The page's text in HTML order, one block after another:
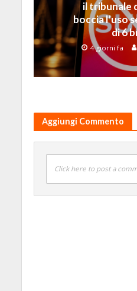
il tribunale
boccia l’uso
di 6
4 giorni fa
Aggiungi Commento
Click here to post a